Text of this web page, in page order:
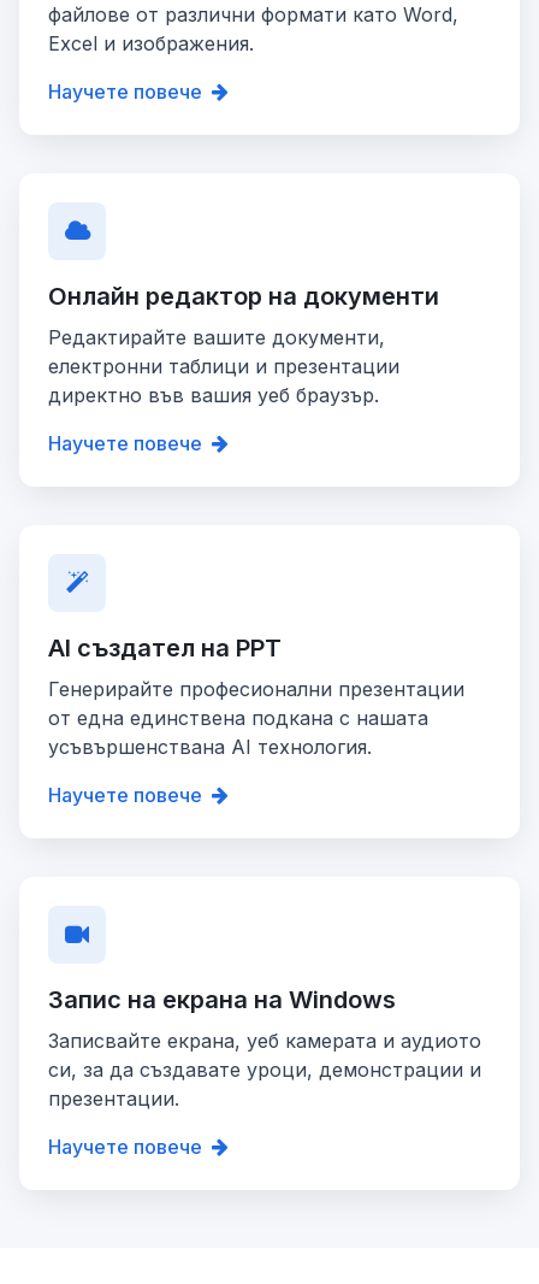
файлове от различни формати като Word,
Excel и изображения.
Научете повече
Онлайн редактор на документи
Редактирайте вашите документи,
електронни таблици и презентации
директно във вашия уеб браузър.
Научете повече
AI създател на PPT
Генерирайте професионални презентации
от една единствена подкана с нашата
усъвършенствана AI технология.
Научете повече
Запис на екрана на Windows
Записвайте екрана, уеб камерата и аудиото
си, за да създавате уроци, демонстрации и
презентации.
Научете повече